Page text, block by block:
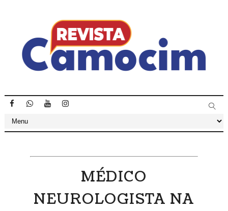
MÉDICO
NEUROLOGISTA NA